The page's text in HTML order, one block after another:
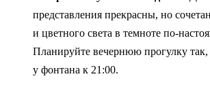
представления прекрасны, но
и цветного света в темноте по-
Планируйте вечернюю прогулку так,
у фонтана к 21:00.